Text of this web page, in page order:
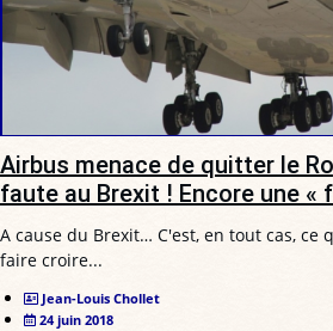
Airbus menace de quitter le
faute au Brexit ! Encore une «
A cause du Brexit… C'est, en tout cas, ce
faire croire...
Jean-Louis Chollet
24 juin 2018